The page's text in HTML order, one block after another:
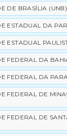
DE BRASÍLIA (UNB)
ESTADUAL DA
ESTADUAL
FEDERAL DA
FEDERAL DA
FEDERAL DE
FEDERAL DE